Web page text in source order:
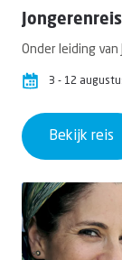
Onder leiding van
3 - 12
Bekijk reis